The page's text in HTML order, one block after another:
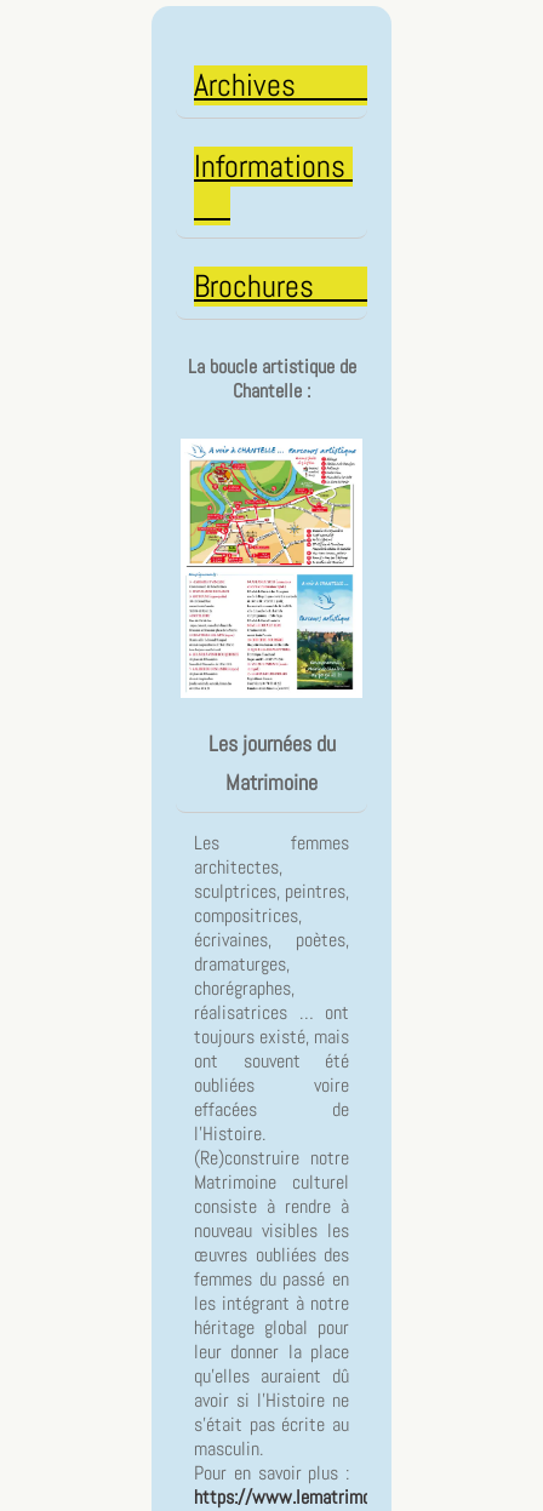
Archives
Informations
Brochures
La boucle artistique de
Chantelle :
Les journées du
Matrimoine
Les femmes
architectes,
sculptrices, peintres,
compositrices,
écrivaines, poètes,
dramaturges,
chorégraphes,
réalisatrices … ont
toujours existé, mais
ont souvent été
oubliées voire
effacées de
l’Histoire.
(Re)construire notre
Matrimoine culturel
consiste à rendre à
nouveau visibles les
œuvres oubliées des
femmes du passé en
les intégrant à notre
héritage global pour
leur donner la place
qu’elles auraient dû
avoir si l’Histoire ne
s’était pas écrite au
masculin.
Pour en savoir plus :
https://www.lematrimoine.fr